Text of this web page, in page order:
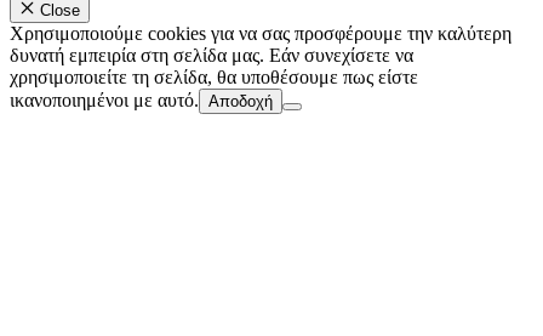
Close
Χρησιμοποιούμε cookies για να σας προσφέρουμε την καλύτερη
δυνατή εμπειρία στη σελίδα μας. Εάν συνεχίσετε να
χρησιμοποιείτε τη σελίδα, θα υποθέσουμε πως είστε
ικανοποιημένοι με αυτό. Αποδοχή